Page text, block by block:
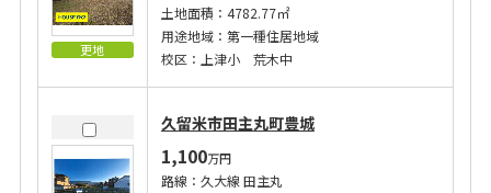
更地
土地面積：4782.77㎡
用途地域：第一種住居地域
校区：上津小 荒木中
久留米市田主丸町豊城
1,100万円
路線：久大線 田主丸